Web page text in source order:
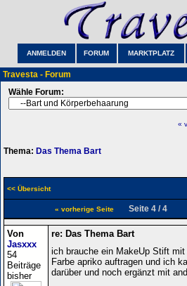
ANMELDEN FORUM MARKTPLATZ
Travesta - Forum
Wähle Forum:
«
Thema: Das Thema Bart
<< Übersicht
« vorherige SeiteSeite 4 / 4
Von
Jasxxx
54
Beiträge
bisher
re: Das Thema Bart
ich brauche ein MakeUp Stift
Farbe apriko auftragen und ich
darüber und noch ergänzt mit